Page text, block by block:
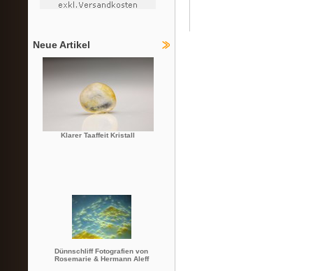
Neue Artikel
Klarer Taaffeit Kristall
Dünnschliff Fotografien von
Rosemarie & Hermann Aleff